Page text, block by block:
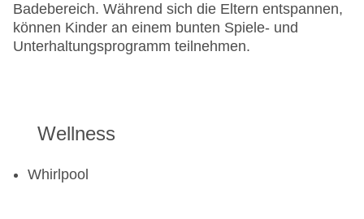
Badebereich. Während sich die Eltern entspannen,
können Kinder an einem bunten Spiele- und
Unterhaltungsprogramm teilnehmen.
Wellness
Whirlpool